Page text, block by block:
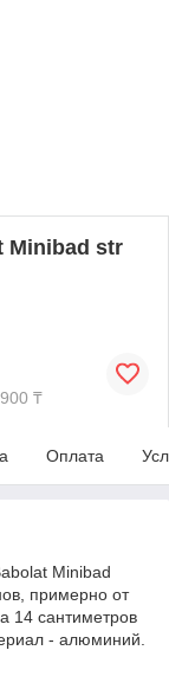
Minibad str
₸
Оплата
Minibad
примерно от
14 сантиметров
- алюминий.